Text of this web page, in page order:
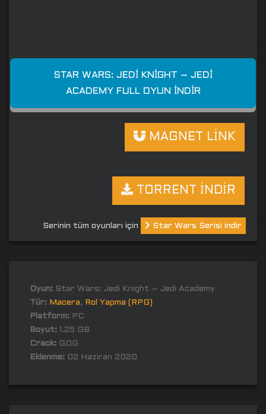
STAR WARS: JEDI KNIGHT – JEDI
ACADEMY FULL OYUN İNDIR
MAGNET LİNK
TORRENT İNDİR
Serinin tüm oyunları için Star Wars Serisi indir
Oyun: Star Wars: Jedi Knight – Jedi Academy
Tür: Macera,
Rol Yapma (RPG)
Platform: PC
Boyut: 1.25 GB
Crack: GOG
Eklenme: 02 Haziran 2020